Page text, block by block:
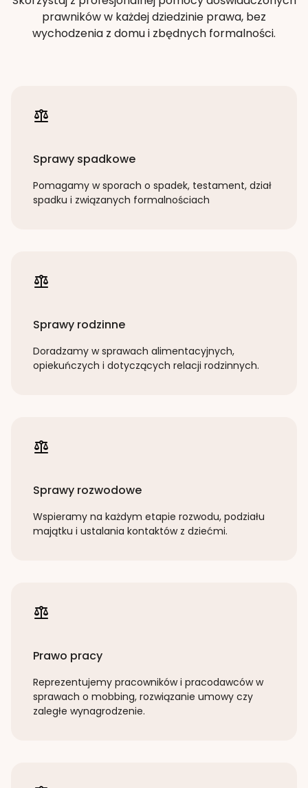
prawników w każdej dziedzinie prawa, bez
wychodzenia z domu i zbędnych formalności.
Sprawy spadkowe
Pomagamy w sporach o spadek, testament, dział
spadku i związanych formalnościach
Sprawy rodzinne
Doradzamy w sprawach alimentacyjnych,
opiekuńczych i dotyczących relacji rodzinnych.
Sprawy rozwodowe
Wspieramy na każdym etapie rozwodu, podziału
majątku i ustalania kontaktów z dziećmi.
Prawo pracy
Reprezentujemy pracowników i pracodawców w
sprawach o mobbing, rozwiązanie umowy czy
zaległe wynagrodzenie.